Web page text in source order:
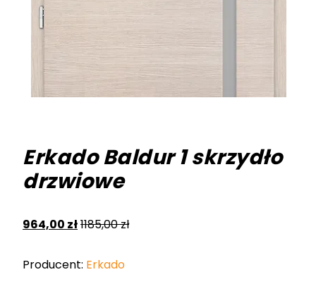
Erkado Baldur 1 skrzydło
drzwiowe
964,00 zł1185,00zł
Producent: Erkado